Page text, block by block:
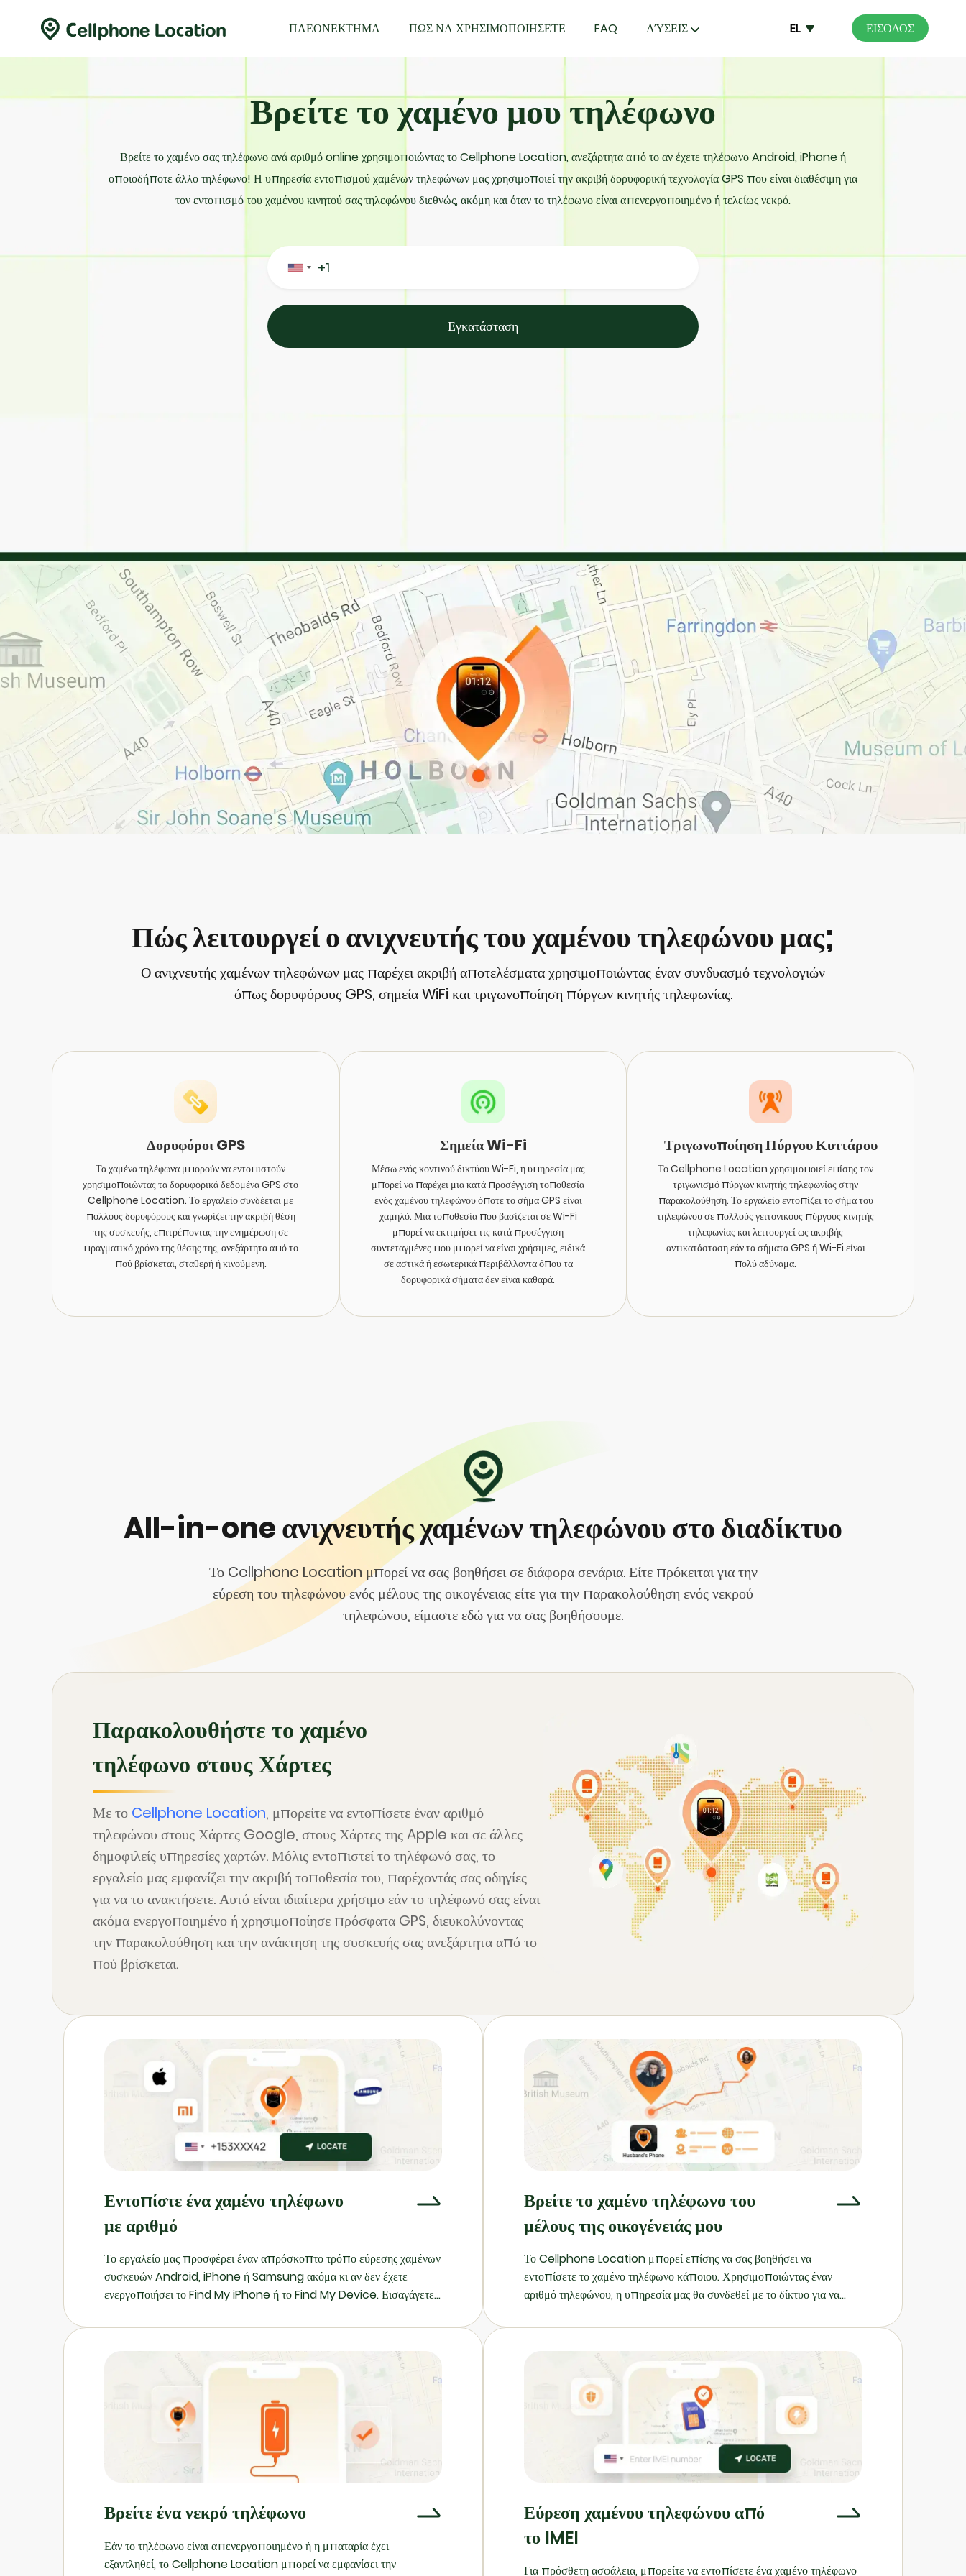
EL ΕΙΣΟΔΟΣ
ΠΛΕΟΝΕΚΤΗΜΑ ΠΩΣ ΝΑ ΧΡΗΣΙΜΟΠΟΙΗΣΕΤΕ FAQ ΛΎΣΕΙΣ
Βρείτε το χαμένο μου τηλέφωνο
Βρείτε το χαμένο σας τηλέφωνο ανά αριθμό online χρησιμοποιώντας το Cellphone Location, ανεξάρτητα από το αν έχετε τηλέφωνο Android, iPhone ή
οποιοδήποτε άλλο τηλέφωνο! Η υπηρεσία εντοπισμού χαμένων τηλεφώνων μας χρησιμοποιεί την ακριβή δορυφορική τεχνολογία GPS που είναι διαθέσιμη για
τον εντοπισμό του χαμένου κινητού σας τηλεφώνου διεθνώς, ακόμη και όταν το τηλέφωνο είναι απενεργοποιημένο ή τελείως νεκρό.
Εγκατάσταση
Πώς λειτουργεί ο ανιχνευτής του χαμένου τηλεφώνου μας;
Ο ανιχνευτής χαμένων τηλεφώνων μας παρέχει ακριβή αποτελέσματα χρησιμοποιώντας έναν συνδυασμό τεχνολογιών
όπως δορυφόρους GPS, σημεία WiFi και τριγωνοποίηση πύργων κινητής τηλεφωνίας.
Δορυφόροι GPS
Τα χαμένα τηλέφωνα μπορούν να εντοπιστούν
χρησιμοποιώντας τα δορυφορικά δεδομένα GPS στο
Cellphone Location. Το εργαλείο συνδέεται με
πολλούς δορυφόρους και γνωρίζει την ακριβή θέση
της συσκευής, επιτρέποντας την ενημέρωση σε
πραγματικό χρόνο της θέσης της, ανεξάρτητα από το
πού βρίσκεται, σταθερή ή κινούμενη.
Σημεία Wi-Fi
Μέσω ενός κοντινού δικτύου Wi-Fi, η υπηρεσία μας
μπορεί να παρέχει μια κατά προσέγγιση τοποθεσία
ενός χαμένου τηλεφώνου όποτε το σήμα GPS είναι
χαμηλό. Μια τοποθεσία που βασίζεται σε Wi-Fi
μπορεί να εκτιμήσει τις κατά προσέγγιση
συντεταγμένες που μπορεί να είναι χρήσιμες, ειδικά
σε αστικά ή εσωτερικά περιβάλλοντα όπου τα
δορυφορικά σήματα δεν είναι καθαρά.
Τριγωνοποίηση Πύργου Κυττάρου
Το Cellphone Location χρησιμοποιεί επίσης τον
τριγωνισμό πύργων κινητής τηλεφωνίας στην
παρακολούθηση. Το εργαλείο εντοπίζει το σήμα του
τηλεφώνου σε πολλούς γειτονικούς πύργους κινητής
τηλεφωνίας και λειτουργεί ως ακριβής
αντικατάσταση εάν τα σήματα GPS ή Wi-Fi είναι
πολύ αδύναμα.
All-in-one ανιχνευτής χαμένων τηλεφώνου στο διαδίκτυο
Το Cellphone Location μπορεί να σας βοηθήσει σε διάφορα σενάρια. Είτε πρόκειται για την
εύρεση του τηλεφώνου ενός μέλους της οικογένειας είτε για την παρακολούθηση ενός νεκρού
τηλεφώνου, είμαστε εδώ για να σας βοηθήσουμε.
Παρακολουθήστε το χαμένο
τηλέφωνο στους Χάρτες
Με το Cellphone Location, μπορείτε να εντοπίσετε έναν αριθμό
τηλεφώνου στους Χάρτες Google, στους Χάρτες της Apple και σε άλλες
δημοφιλείς υπηρεσίες χαρτών. Μόλις εντοπιστεί το τηλέφωνό σας, το
εργαλείο μας εμφανίζει την ακριβή τοποθεσία του, παρέχοντάς σας οδηγίες
για να το ανακτήσετε. Αυτό είναι ιδιαίτερα χρήσιμο εάν το τηλέφωνό σας είναι
ακόμα ενεργοποιημένο ή χρησιμοποίησε πρόσφατα GPS, διευκολύνοντας
την παρακολούθηση και την ανάκτηση της συσκευής σας ανεξάρτητα από το
πού βρίσκεται.
Εντοπίστε ένα χαμένο τηλέφωνο
με αριθμό
Το εργαλείο μας προσφέρει έναν απρόσκοπτο τρόπο εύρεσης χαμένων
συσκευών Android, iPhone ή Samsung ακόμα κι αν δεν έχετε
ενεργοποιήσει το Find My iPhone ή το Find My Device. Εισαγάγετε
η τοποθεσία κινητού τηλεφώνου θα αναζητήσει αμέσως τυχόν διαθέσιμα
σήματα ή δεδομένα τοποθεσίας. Αυτή η υπηρεσία είναι βολική για
περιπτώσεις όπου οι τυπικές επιλογές παρακολούθησης δεν είναι
ρυθμισμένες ή προσβάσιμες.
Βρείτε το χαμένο τηλέφωνο του
μέλους της οικογένειάς μου
Το Cellphone Location μπορεί επίσης να σας βοηθήσει να
εντοπίσετε το χαμένο τηλέφωνο κάποιου. Χρησιμοποιώντας έναν
αριθμό τηλεφώνου, η υπηρεσία μας θα συνδεθεί με το δίκτυο για να
βρείτε ένα iPhone από άλλη συσκευή iPhone ή Android, βοηθώντας
τους αγαπημένους σας να παρακολουθούν και να ανακτούν τα τηλέφωνά
τους όταν χρειάζεται.
Βρείτε ένα νεκρό τηλέφωνο
Εάν το τηλέφωνο είναι απενεργοποιημένο ή η μπαταρία έχει
εξαντληθεί, το Cellphone Location μπορεί να εμφανίσει την
Εύρεση χαμένου τηλεφώνου από
το IMEI
Για πρόσθετη ασφάλεια, μπορείτε να εντοπίσετε ένα χαμένο τηλέφωνο